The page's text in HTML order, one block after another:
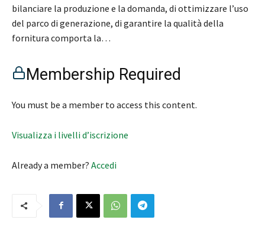
bilanciare la produzione e la domanda, di ottimizzare l’uso
del parco di generazione, di garantire la qualità della
fornitura comporta la…
Membership Required
You must be a member to access this content.
Visualizza i livelli d’iscrizione
Already a member? Accedi